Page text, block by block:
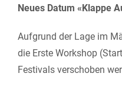
Neues Datum «Klappe
Aufgrund der Lage im
die Erste Workshop
Festivals verschoben